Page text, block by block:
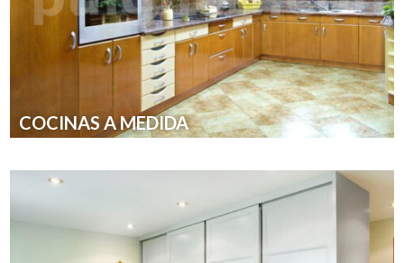
COCINAS A MEDIDA